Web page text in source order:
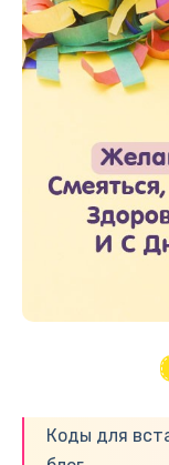
Коды для